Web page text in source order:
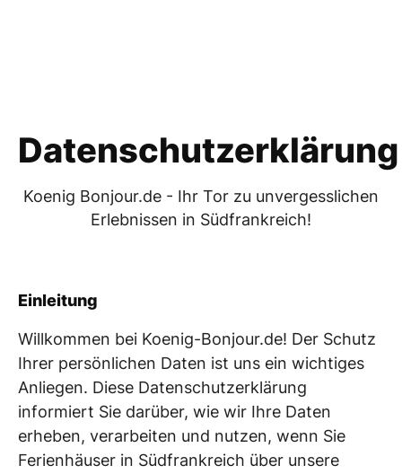
Datenschutzerklärung
Koenig Bonjour.de - Ihr Tor zu unvergesslichen
Erlebnissen in Südfrankreich!
Einleitung
Willkommen bei Koenig-Bonjour.de! Der Schutz
Ihrer persönlichen Daten ist uns ein wichtiges
Anliegen. Diese Datenschutzerklärung
informiert Sie darüber, wie wir Ihre Daten
erheben, verarbeiten und nutzen, wenn Sie
Ferienhäuser in Südfrankreich über unsere